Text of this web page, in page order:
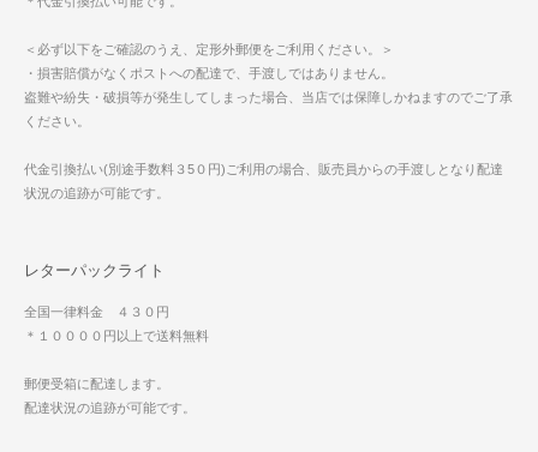
＜必ず以下をご確認のうえ、定形外郵便をご利用ください。＞
・損害賠償がなくポストへの配達で、手渡しではありません。
盗難や紛失・破損等が発生してしまった場合、当店では保障しかねますのでご了承
ください。
代金引換払い(別途手数料３5０円)ご利用の場合、販売員からの手渡しとなり配達
状況の追跡が可能です。
レターパックライト
全国一律料金 ４３０円
＊１００００円以上で送料無料
郵便受箱に配達します。
配達状況の追跡が可能です。